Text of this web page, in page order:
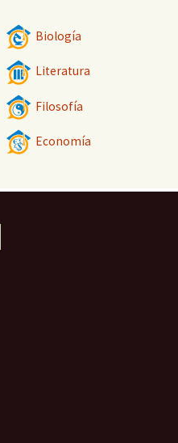
Biología
Literatura
Filosofía
Economía